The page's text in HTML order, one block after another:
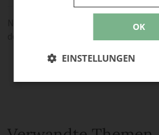
Noch keine Kommentare — sei dieOK
EINSTELLUNGEN